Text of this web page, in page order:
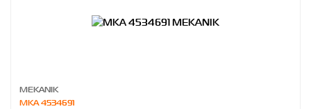
MEKANIK
MKA 4534691